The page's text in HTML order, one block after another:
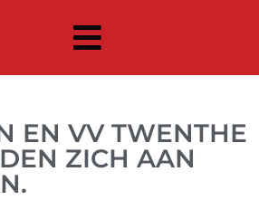
EN VV TWENTHE
ZICH AAN